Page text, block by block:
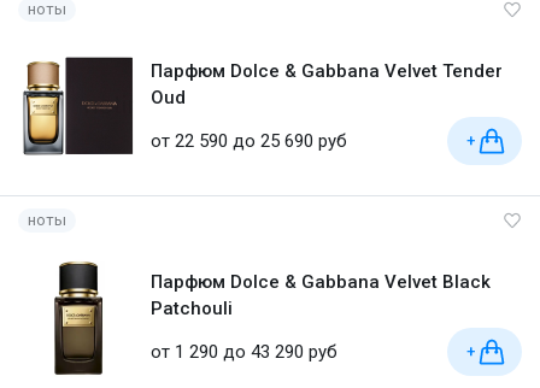
ноты
Парфюм Dolce & Gabbana Velvet Tender
Oud
от 22 590 до 25 690 руб
+
ноты
Парфюм Dolce & Gabbana Velvet Black
Patchouli
от 1 290 до 43 290 руб
+